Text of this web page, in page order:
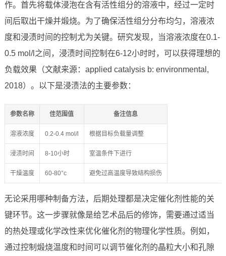
作。首先将载体浸泡在含有活性组分的溶液中，经过一定时
间后取出干燥并煅烧。为了确保活性组分分布均匀，溶液浓
度和浸渍时间的控制尤为关键。研究发现，当溶液浓度在0.1-
0.5 mol/l之间，浸渍时间控制在6-12小时时，可以获得理想的
负载效果（文献来源：applied catalysis b: environmental,
2018）。以下是浸渍法的主要参数：
参数名称 佳范围值 备注信息
溶液浓度 0.2-0.4 mol/l 根据目标负载量调整
浸渍时间 8-10小时 室温条件下进行
干燥温度 60-80°c 避免过高温度导致结构损伤
无论采用哪种制备方法，后期处理都是决定催化剂性能的关
键环节。这一步骤就像是给艺术品后的修饰，需要通过适当
的热处理或化学改性来优化催化剂的物理化学性质。例如，
通过控制煅烧温度和时间可以调节催化剂的晶粒大小和孔隙